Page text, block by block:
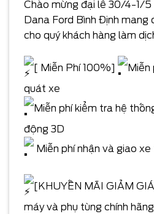
Chào mừng đại lễ 30/4-1/5
Dana Ford Bình Định mang
cho quý khách hàng làm
[ Miễn Phí 100%]
Miễn
quát xe
Miễn phí kiểm tra hệ
động 3D
Miễn phí nhận và giao xe
[KHUYẾN MÃI GIẢM
máy và phụ tùng chính hãng